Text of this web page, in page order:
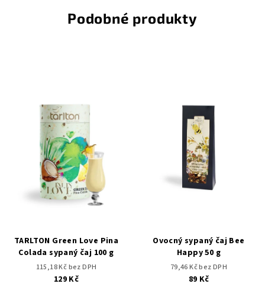
Podobné produkty
TARLTON Green Love Pina
Colada sypaný čaj 100 g
115,18 Kč bez DPH
129 Kč
Ovocný sypaný čaj Bee
Happy 50 g
79,46 Kč bez DPH
89 Kč